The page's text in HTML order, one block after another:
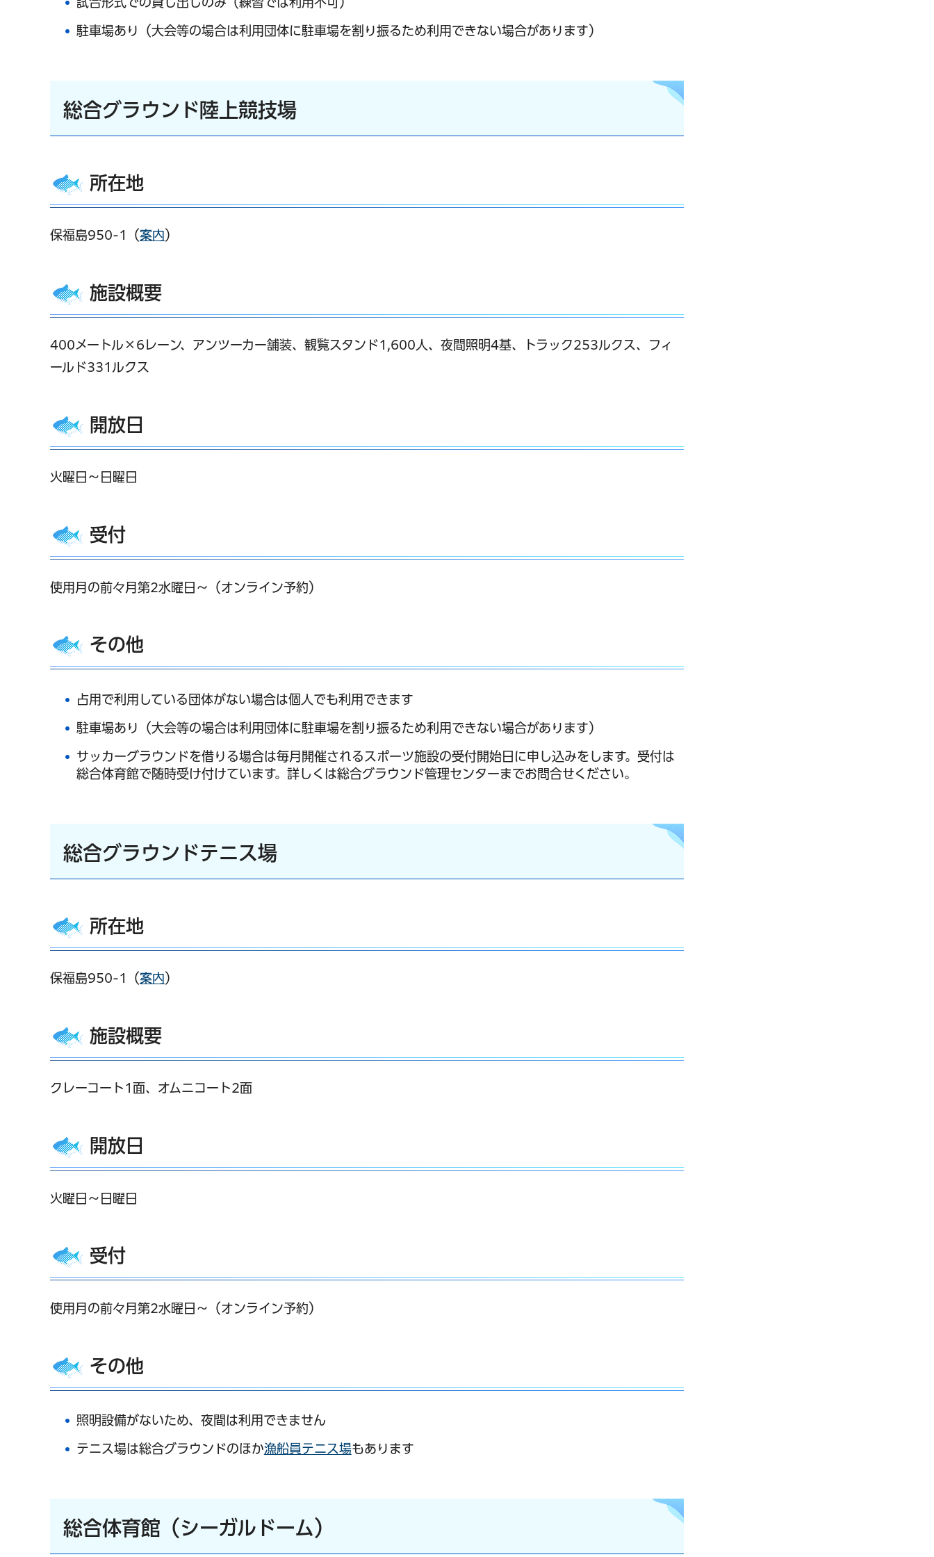
駐車場あり（大会等の場合は利用団体に駐車場を割り振るため利用できない場合があります）
総合グラウンド陸上競技場
所在地
保福島950-1（案内）
施設概要
400メートル×6レーン、アンツーカー舗装、観覧スタンド1,600人、夜間照明4基、トラック253ルクス、フィ
ールド331ルクス
開放日
火曜日～日曜日
受付
使用月の前々月第2水曜日～（オンライン予約）
その他
占用で利用している団体がない場合は個人でも利用できます
駐車場あり（大会等の場合は利用団体に駐車場を割り振るため利用できない場合があります）
サッカーグラウンドを借りる場合は毎月開催されるスポーツ施設の受付開始日に申し込みをします。受付は
総合体育館で随時受け付けています。詳しくは総合グラウンド管理センターまでお問合せください。
総合グラウンドテニス場
所在地
保福島950-1（案内）
施設概要
クレーコート1面、オムニコート2面
開放日
火曜日～日曜日
受付
使用月の前々月第2水曜日～（オンライン予約）
その他
照明設備がないため、夜間は利用できません
テニス場は総合グラウンドのほか漁船員テニス場もあります
総合体育館（シーガルドーム）